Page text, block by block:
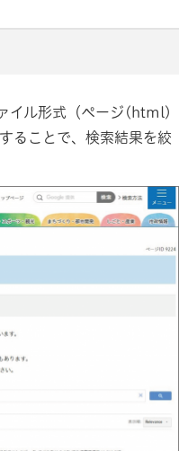
イル形式（ページ(html)
ることで、検索結果を絞